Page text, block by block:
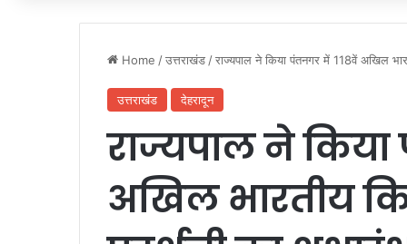
Home /उत्तराखंड /राज्यपाल ने किया पंतनगर में 118वें अखिल
उत्तराखंड देहरादून
राज्यपाल ने
अखिल भारतीय